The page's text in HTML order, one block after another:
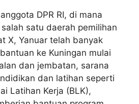
DPR RI, di mana
satu daerah pemilihan
X, Yanuar telah banyak
ke Kuningan mulai
dan jembatan, sarana
dan latihan seperti
Latihan Kerja (BLK),